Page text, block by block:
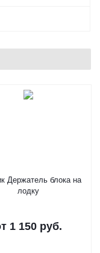
Держатель блока на
лодку
1 150 руб.